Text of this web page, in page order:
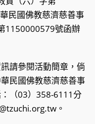
民國佛教慈濟慈善事
1150000579號函辦
請參閱活動簡章，倘
民國佛教慈濟慈善事
（03）358-6111分
。